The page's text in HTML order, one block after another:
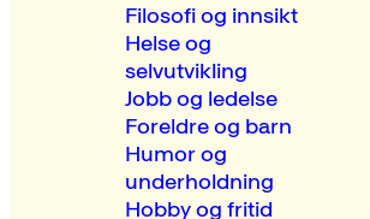
Filosofi og innsikt
Helse og
selvutvikling
Jobb og ledelse
Foreldre og barn
Humor og
underholdning
Hobby og fritid